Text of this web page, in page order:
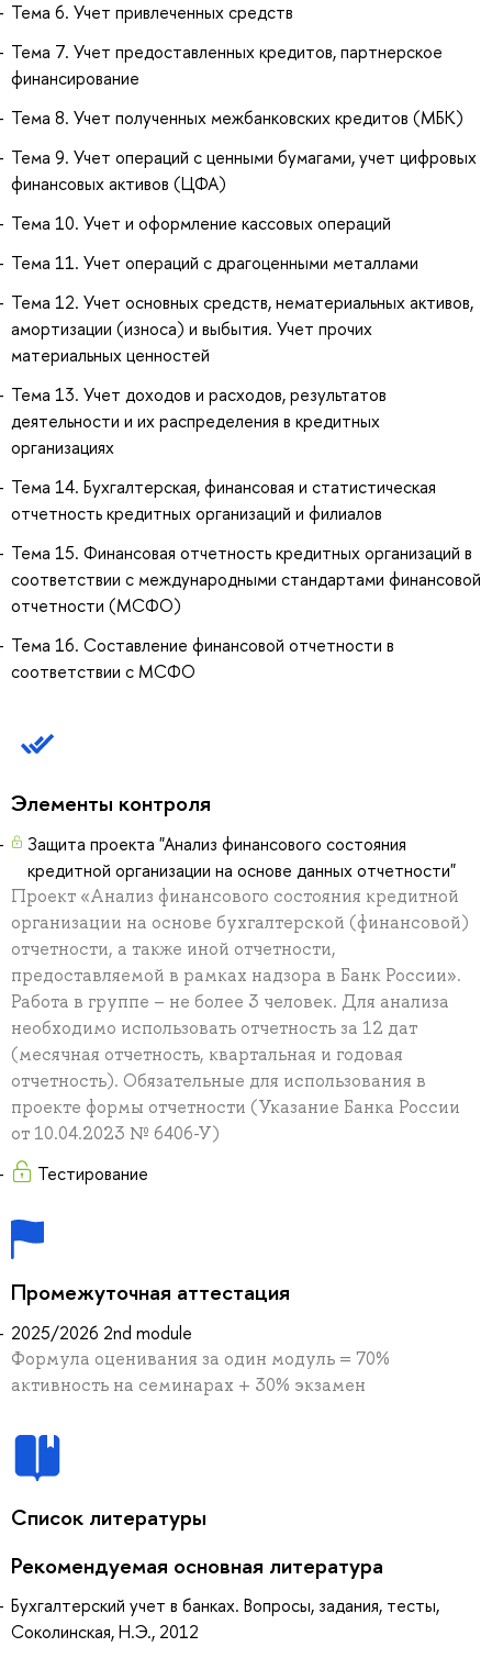
Тема 6. Учет привлеченных средств
Тема 7. Учет предоставленных кредитов, партнерское
финансирование
Тема 8. Учет полученных межбанковских кредитов (МБК)
Тема 9. Учет операций с ценными бумагами, учет цифровых
финансовых активов (ЦФА)
Тема 10. Учет и оформление кассовых операций
Тема 11. Учет операций с драгоценными металлами
Тема 12. Учет основных средств, нематериальных активов,
амортизации (износа) и выбытия. Учет прочих
материальных ценностей
Тема 13. Учет доходов и расходов, результатов
деятельности и их распределения в кредитных
организациях
Тема 14. Бухгалтерская, финансовая и статистическая
отчетность кредитных организаций и филиалов
Тема 15. Финансовая отчетность кредитных организаций в
соответствии с международными стандартами финансовой
отчетности (МСФО)
Тема 16. Составление финансовой отчетности в
соответствии с МСФО
Элементы контроля
Защита проекта "Анализ финансового состояния
кредитной организации на основе данных отчетности"
Проект «Анализ финансового состояния кредитной
организации на основе бухгалтерской (финансовой)
отчетности, а также иной отчетности,
предоставляемой в рамках надзора в Банк России».
Работа в группе – не более 3 человек. Для анализа
необходимо использовать отчетность за 12 дат
(месячная отчетность, квартальная и годовая
отчетность). Обязательные для использования в
проекте формы отчетности (Указание Банка России
от 10.04.2023 № 6406-У)
Тестирование
Промежуточная аттестация
2025/2026 2nd module
Формула оценивания за один модуль = 70%
активность на семинарах + 30% экзамен
Список литературы
Рекомендуемая основная литература
Бухгалтерский учет в банках. Вопросы, задания, тесты,
Соколинская, Н.Э., 2012